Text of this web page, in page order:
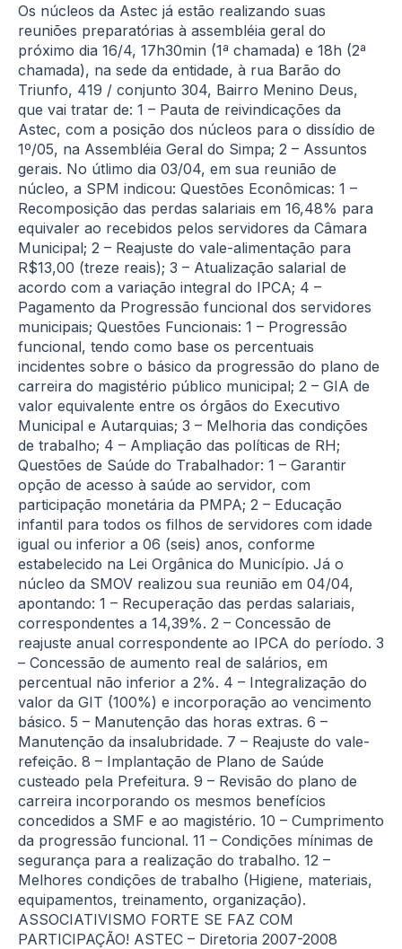
Os núcleos da Astec já estão realizando suas
reuniões preparatórias à assembléia geral do
próximo dia 16/4, 17h30min (1ª chamada) e 18h (2ª
chamada), na sede da entidade, à rua Barão do
Triunfo, 419 / conjunto 304, Bairro Menino Deus,
que vai tratar de: 1 – Pauta de reivindicações da
Astec, com a posição dos núcleos para o dissídio de
1º/05, na Assembléia Geral do Simpa; 2 – Assuntos
gerais. No útlimo dia 03/04, em sua reunião de
núcleo, a SPM indicou: Questões Econômicas: 1 –
Recomposição das perdas salariais em 16,48% para
equivaler ao recebidos pelos servidores da Câmara
Municipal; 2 – Reajuste do vale-alimentação para
R$13,00 (treze reais); 3 – Atualização salarial de
acordo com a variação integral do IPCA; 4 –
Pagamento da Progressão funcional dos servidores
municipais; Questões Funcionais: 1 – Progressão
funcional, tendo como base os percentuais
incidentes sobre o básico da progressão do plano de
carreira do magistério público municipal; 2 – GIA de
valor equivalente entre os órgãos do Executivo
Municipal e Autarquias; 3 – Melhoria das condições
de trabalho; 4 – Ampliação das políticas de RH;
Questões de Saúde do Trabalhador: 1 – Garantir
opção de acesso à saúde ao servidor, com
participação monetária da PMPA; 2 – Educação
infantil para todos os filhos de servidores com idade
igual ou inferior a 06 (seis) anos, conforme
estabelecido na Lei Orgânica do Município. Já o
núcleo da SMOV realizou sua reunião em 04/04,
apontando: 1 – Recuperação das perdas salariais,
correspondentes a 14,39%. 2 – Concessão de
reajuste anual correspondente ao IPCA do período. 3
– Concessão de aumento real de salários, em
percentual não inferior a 2%. 4 – Integralização do
valor da GIT (100%) e incorporação ao vencimento
básico. 5 – Manutenção das horas extras. 6 –
Manutenção da insalubridade. 7 – Reajuste do vale-
refeição. 8 – Implantação de Plano de Saúde
custeado pela Prefeitura. 9 – Revisão do plano de
carreira incorporando os mesmos benefícios
concedidos a SMF e ao magistério. 10 – Cumprimento
da progressão funcional. 11 – Condições mínimas de
segurança para a realização do trabalho. 12 –
Melhores condições de trabalho (Higiene, materiais,
equipamentos, treinamento, organização).
ASSOCIATIVISMO FORTE SE FAZ COM
PARTICIPAÇÃO! ASTEC – Diretoria 2007-2008